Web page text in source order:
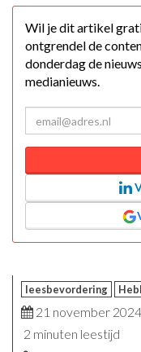
Wil je dit artikel
ontgrendel de
donderdag de
medianieuws.
leesbevordering
21 november
2 minuten leestijd